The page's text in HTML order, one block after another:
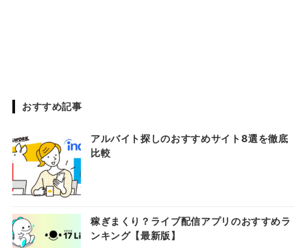
おすすめ記事
アルバイト探しのおすすめサイト8選を徹底
比較
稼ぎまくり？ライブ配信アプリのおすすめラ
ンキング【最新版】